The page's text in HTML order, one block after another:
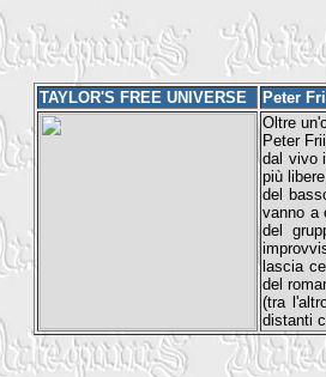
TAYLOR'S FREE UNIVERSE Peter
Oltre
Peter
dal vivo
più
del
vanno a
del
lascia
del
(tra
distanti